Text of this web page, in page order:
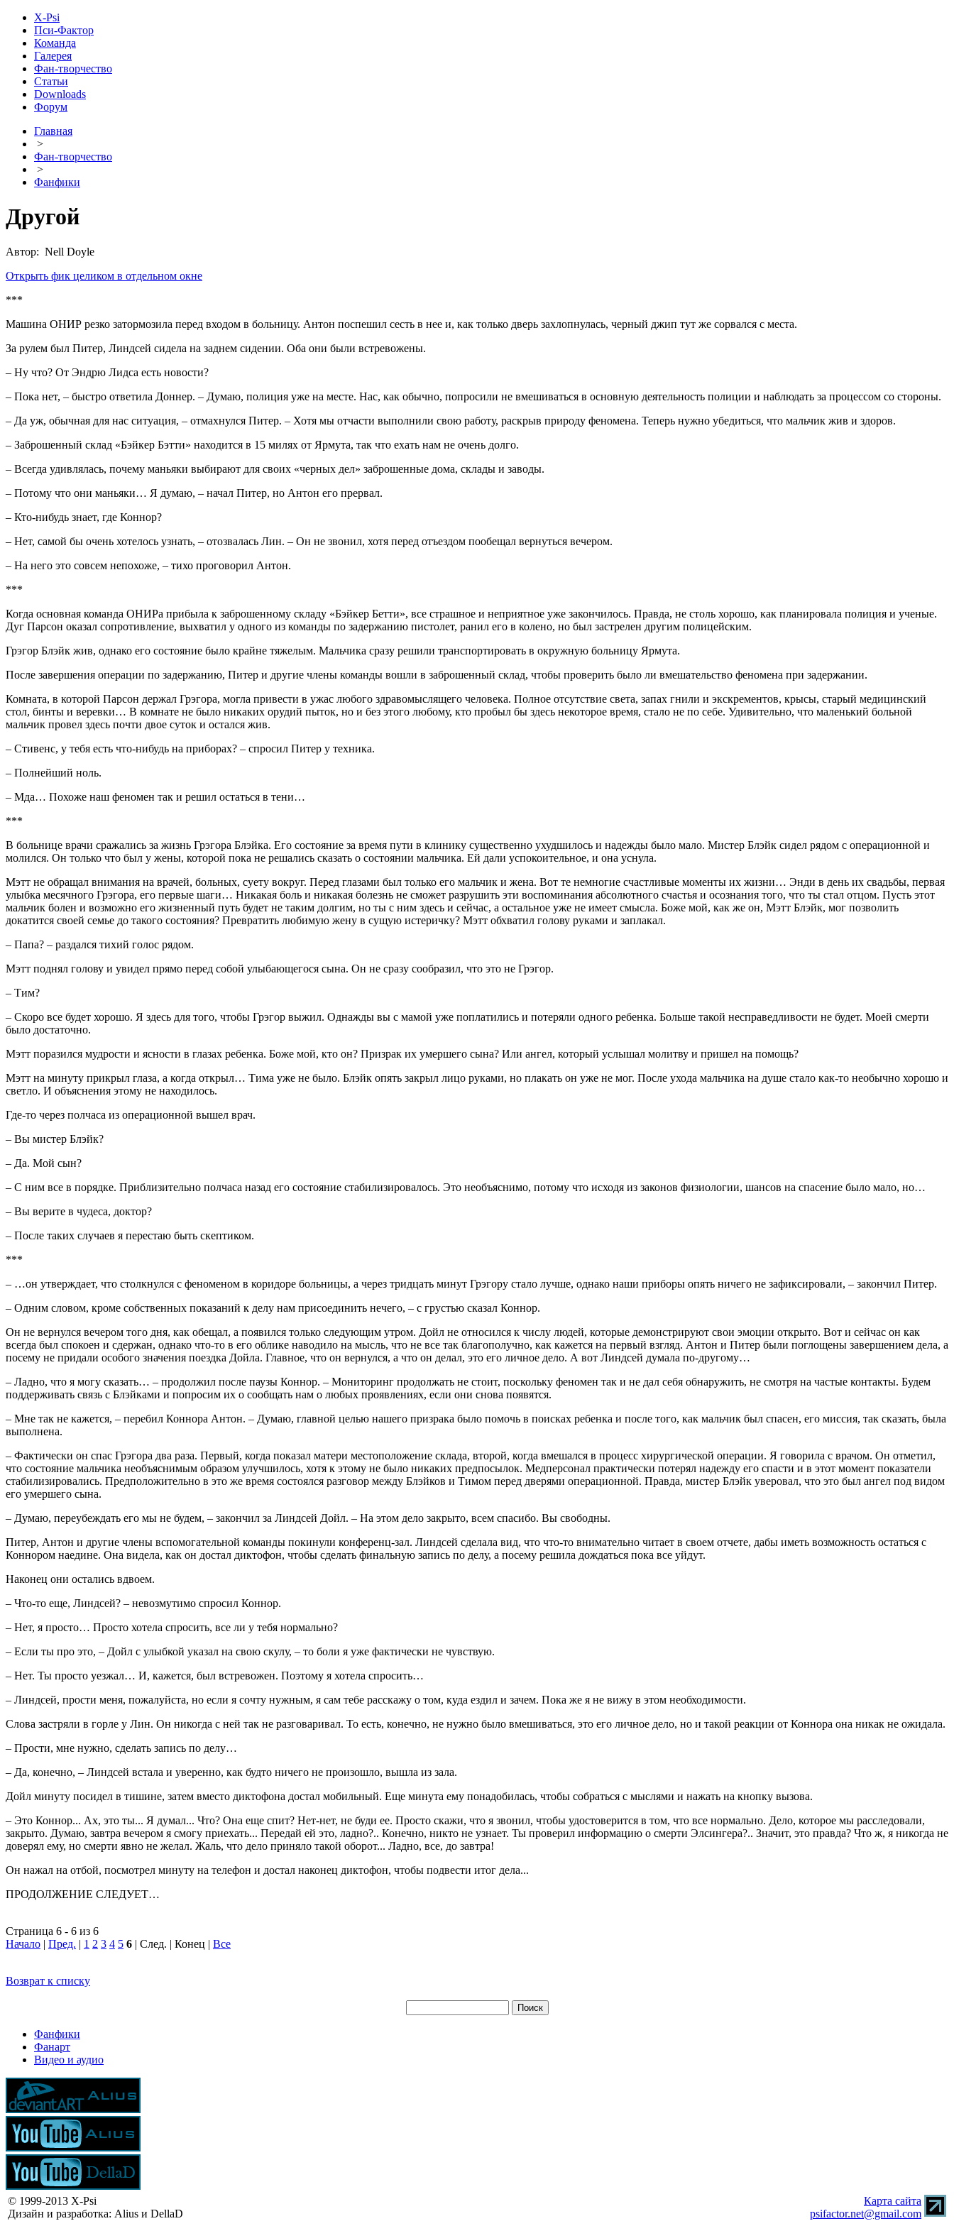
X-Psi
Пси-Фактор
Команда
Галерея
Фан-творчество
Статьи
Downloads
Форум
Главная
>
Фан-творчество
>
Фанфики
Другой
Автор: Nell Doyle
Открыть фик целиком в отдельном окне
***
Машина ОНИР резко затормозила перед входом в больницу. Антон поспешил сесть в нее и, как только дверь захлопнулась, черный джип тут же сорвался с места.
За рулем был Питер, Линдсей сидела на заднем сидении. Оба они были встревожены.
– Ну что? От Эндрю Лидса есть новости?
– Пока нет, – быстро ответила Доннер. – Думаю, полиция уже на месте. Нас, как обычно, попросили не вмешиваться в основную деятельность полиции и наблюдать за процессом со стороны.
– Да уж, обычная для нас ситуация, – отмахнулся Питер. – Хотя мы отчасти выполнили свою работу, раскрыв природу феномена. Теперь нужно убедиться, что мальчик жив и здоров.
– Заброшенный склад «Бэйкер Бэтти» находится в 15 милях от Ярмута, так что ехать нам не очень долго.
– Всегда удивлялась, почему маньяки выбирают для своих «черных дел» заброшенные дома, склады и заводы.
– Потому что они маньяки… Я думаю, – начал Питер, но Антон его прервал.
– Кто-нибудь знает, где Коннор?
– Нет, самой бы очень хотелось узнать, – отозвалась Лин. – Он не звонил, хотя перед отъездом пообещал вернуться вечером.
– На него это совсем непохоже, – тихо проговорил Антон.
***
Когда основная команда ОНИРа прибыла к заброшенному складу «Бэйкер Бетти», все страшное и неприятное уже закончилось. Правда, не столь хорошо, как планировала полиция и ученые.
Дуг Парсон оказал сопротивление, выхватил у одного из команды по задержанию пистолет, ранил его в колено, но был застрелен другим полицейским.
Грэгор Блэйк жив, однако его состояние было крайне тяжелым. Мальчика сразу решили транспортировать в окружную больницу Ярмута.
После завершения операции по задержанию, Питер и другие члены команды вошли в заброшенный склад, чтобы проверить было ли вмешательство феномена при задержании.
Комната, в которой Парсон держал Грэгора, могла привести в ужас любого здравомыслящего человека. Полное отсутствие света, запах гнили и экскрементов, крысы, старый медицинский
стол, бинты и веревки… В комнате не было никаких орудий пыток, но и без этого любому, кто пробыл бы здесь некоторое время, стало не по себе. Удивительно, что маленький больной
мальчик провел здесь почти двое суток и остался жив.
– Стивенс, у тебя есть что-нибудь на приборах? – спросил Питер у техника.
– Полнейший ноль.
– Мда… Похоже наш феномен так и решил остаться в тени…
***
В больнице врачи сражались за жизнь Грэгора Блэйка. Его состояние за время пути в клинику существенно ухудшилось и надежды было мало. Мистер Блэйк сидел рядом с операционной и
молился. Он только что был у жены, которой пока не решались сказать о состоянии мальчика. Ей дали успокоительное, и она уснула.
Мэтт не обращал внимания на врачей, больных, суету вокруг. Перед глазами был только его мальчик и жена. Вот те немногие счастливые моменты их жизни… Энди в день их свадьбы, первая
улыбка месячного Грэгора, его первые шаги… Никакая боль и никакая болезнь не сможет разрушить эти воспоминания абсолютного счастья и осознания того, что ты стал отцом. Пусть этот
мальчик болен и возможно его жизненный путь будет не таким долгим, но ты с ним здесь и сейчас, а остальное уже не имеет смысла. Боже мой, как же он, Мэтт Блэйк, мог позволить
докатится своей семье до такого состояния? Превратить любимую жену в сущую истеричку? Мэтт обхватил голову руками и заплакал.
– Папа? – раздался тихий голос рядом.
Мэтт поднял голову и увидел прямо перед собой улыбающегося сына. Он не сразу сообразил, что это не Грэгор.
– Тим?
– Скоро все будет хорошо. Я здесь для того, чтобы Грэгор выжил. Однажды вы с мамой уже поплатились и потеряли одного ребенка. Больше такой несправедливости не будет. Моей смерти
было достаточно.
Мэтт поразился мудрости и ясности в глазах ребенка. Боже мой, кто он? Призрак их умершего сына? Или ангел, который услышал молитву и пришел на помощь?
Мэтт на минуту прикрыл глаза, а когда открыл… Тима уже не было. Блэйк опять закрыл лицо руками, но плакать он уже не мог. После ухода мальчика на душе стало как-то необычно хорошо и
светло. И объяснения этому не находилось.
Где-то через полчаса из операционной вышел врач.
– Вы мистер Блэйк?
– Да. Мой сын?
– С ним все в порядке. Приблизительно полчаса назад его состояние стабилизировалось. Это необъяснимо, потому что исходя из законов физиологии, шансов на спасение было мало, но…
– Вы верите в чудеса, доктор?
– После таких случаев я перестаю быть скептиком.
***
– …он утверждает, что столкнулся с феноменом в коридоре больницы, а через тридцать минут Грэгору стало лучше, однако наши приборы опять ничего не зафиксировали, – закончил Питер.
– Одним словом, кроме собственных показаний к делу нам присоединить нечего, – с грустью сказал Коннор.
Он не вернулся вечером того дня, как обещал, а появился только следующим утром. Дойл не относился к числу людей, которые демонстрируют свои эмоции открыто. Вот и сейчас он как
всегда был спокоен и сдержан, однако что-то в его облике наводило на мысль, что не все так благополучно, как кажется на первый взгляд. Антон и Питер были поглощены завершением дела, а
посему не придали особого значения поездка Дойла. Главное, что он вернулся, а что он делал, это его личное дело. А вот Линдсей думала по-другому…
– Ладно, что я могу сказать… – продолжил после паузы Коннор. – Мониторинг продолжать не стоит, поскольку феномен так и не дал себя обнаружить, не смотря на частые контакты. Будем
поддерживать связь с Блэйками и попросим их о сообщать нам о любых проявлениях, если они снова появятся.
– Мне так не кажется, – перебил Коннора Антон. – Думаю, главной целью нашего призрака было помочь в поисках ребенка и после того, как мальчик был спасен, его миссия, так сказать, была
выполнена.
– Фактически он спас Грэгора два раза. Первый, когда показал матери местоположение склада, второй, когда вмешался в процесс хирургической операции. Я говорила с врачом. Он отметил,
что состояние мальчика необъяснимым образом улучшилось, хотя к этому не было никаких предпосылок. Медперсонал практически потерял надежду его спасти и в этот момент показатели
стабилизировались. Предположительно в это же время состоялся разговор между Блэйков и Тимом перед дверями операционной. Правда, мистер Блэйк уверовал, что это был ангел под видом
его умершего сына.
– Думаю, переубеждать его мы не будем, – закончил за Линдсей Дойл. – На этом дело закрыто, всем спасибо. Вы свободны.
Питер, Антон и другие члены вспомогательной команды покинули конференц-зал. Линдсей сделала вид, что что-то внимательно читает в своем отчете, дабы иметь возможность остаться с
Коннором наедине. Она видела, как он достал диктофон, чтобы сделать финальную запись по делу, а посему решила дождаться пока все уйдут.
Наконец они остались вдвоем.
– Что-то еще, Линдсей? – невозмутимо спросил Коннор.
– Нет, я просто… Просто хотела спросить, все ли у тебя нормально?
– Если ты про это, – Дойл с улыбкой указал на свою скулу, – то боли я уже фактически не чувствую.
– Нет. Ты просто уезжал… И, кажется, был встревожен. Поэтому я хотела спросить…
– Линдсей, прости меня, пожалуйста, но если я сочту нужным, я сам тебе расскажу о том, куда ездил и зачем. Пока же я не вижу в этом необходимости.
Слова застряли в горле у Лин. Он никогда с ней так не разговаривал. То есть, конечно, не нужно было вмешиваться, это его личное дело, но и такой реакции от Коннора она никак не ожидала.
– Прости, мне нужно, сделать запись по делу…
– Да, конечно, – Линдсей встала и уверенно, как будто ничего не произошло, вышла из зала.
Дойл минуту посидел в тишине, затем вместо диктофона достал мобильный. Еще минута ему понадобилась, чтобы собраться с мыслями и нажать на кнопку вызова.
– Это Коннор... Ах, это ты... Я думал... Что? Она еще спит? Нет-нет, не буди ее. Просто скажи, что я звонил, чтобы удостоверится в том, что все нормально. Дело, которое мы расследовали,
закрыто. Думаю, завтра вечером я смогу приехать... Передай ей это, ладно?.. Конечно, никто не узнает. Ты проверил информацию о смерти Элсингера?.. Значит, это правда? Что ж, я никогда не
доверял ему, но смерти явно не желал. Жаль, что дело приняло такой оборот... Ладно, все, до завтра!
Он нажал на отбой, посмотрел минуту на телефон и достал наконец диктофон, чтобы подвести итог дела...
ПРОДОЛЖЕНИЕ СЛЕДУЕТ…
Страница 6 - 6 из 6
Начало | Пред. | 1 2 3 4 5 6 | След. | Конец | Все
Возврат к списку
Фанфики
Фанарт
Видео и аудио
© 1999-2013 X-Psi
Дизайн и разработка: Alius и DellaD
Карта сайта
psifactor.net@gmail.com